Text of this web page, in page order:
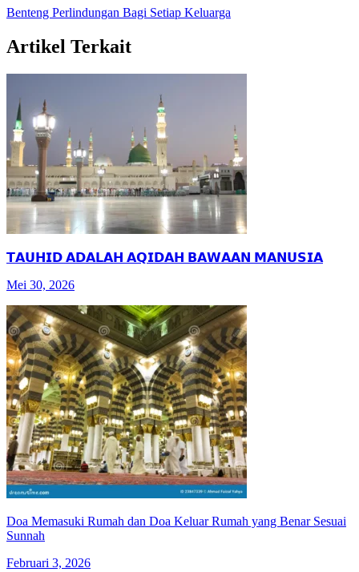
Benteng Perlindungan Bagi Setiap Keluarga
Artikel Terkait
𝗧𝗔𝗨𝗛𝗜𝗗 𝗔𝗗𝗔𝗟𝗔𝗛 𝗔𝗤𝗜𝗗𝗔𝗛 𝗕𝗔𝗪𝗔𝗔𝗡 𝗠𝗔𝗡𝗨𝗦𝗜𝗔
Mei 30, 2026
Doa Memasuki Rumah dan Doa Keluar Rumah yang Benar Sesuai
Sunnah
Februari 3, 2026